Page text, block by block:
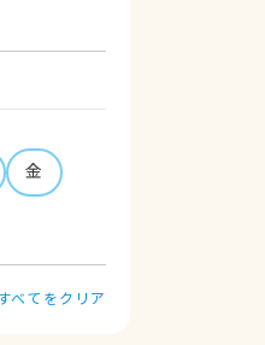
金
べてをクリア